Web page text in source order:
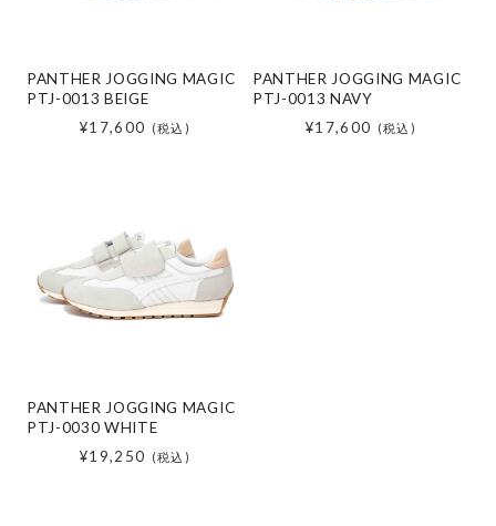
PANTHER JOGGING MAGIC
PTJ-0013 BEIGE
¥17,600
(税込)
PANTHER JOGGING MAGIC
PTJ-0013 NAVY
¥17,600
(税込)
PANTHER JOGGING MAGIC
PTJ-0030 WHITE
¥19,250
(税込)